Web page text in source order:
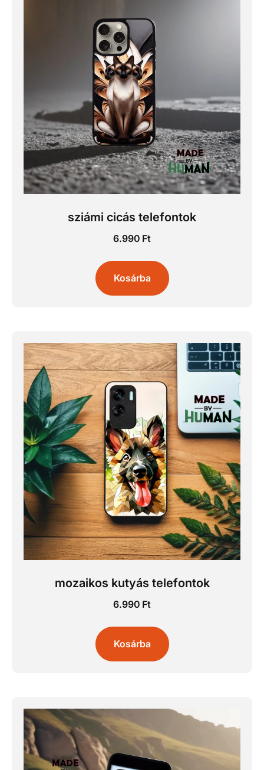
sziámi cicás telefontok
6.990 Ft
Kosárba
mozaikos kutyás telefontok
6.990 Ft
Kosárba